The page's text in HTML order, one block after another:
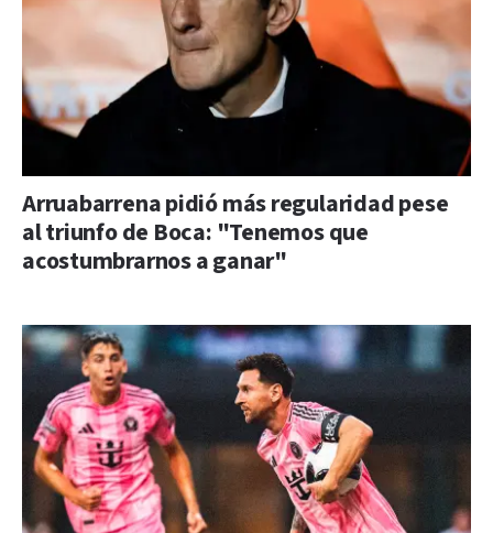
Arruabarrena pidió más regularidad pese
al triunfo de Boca: "Tenemos que
acostumbrarnos a ganar"